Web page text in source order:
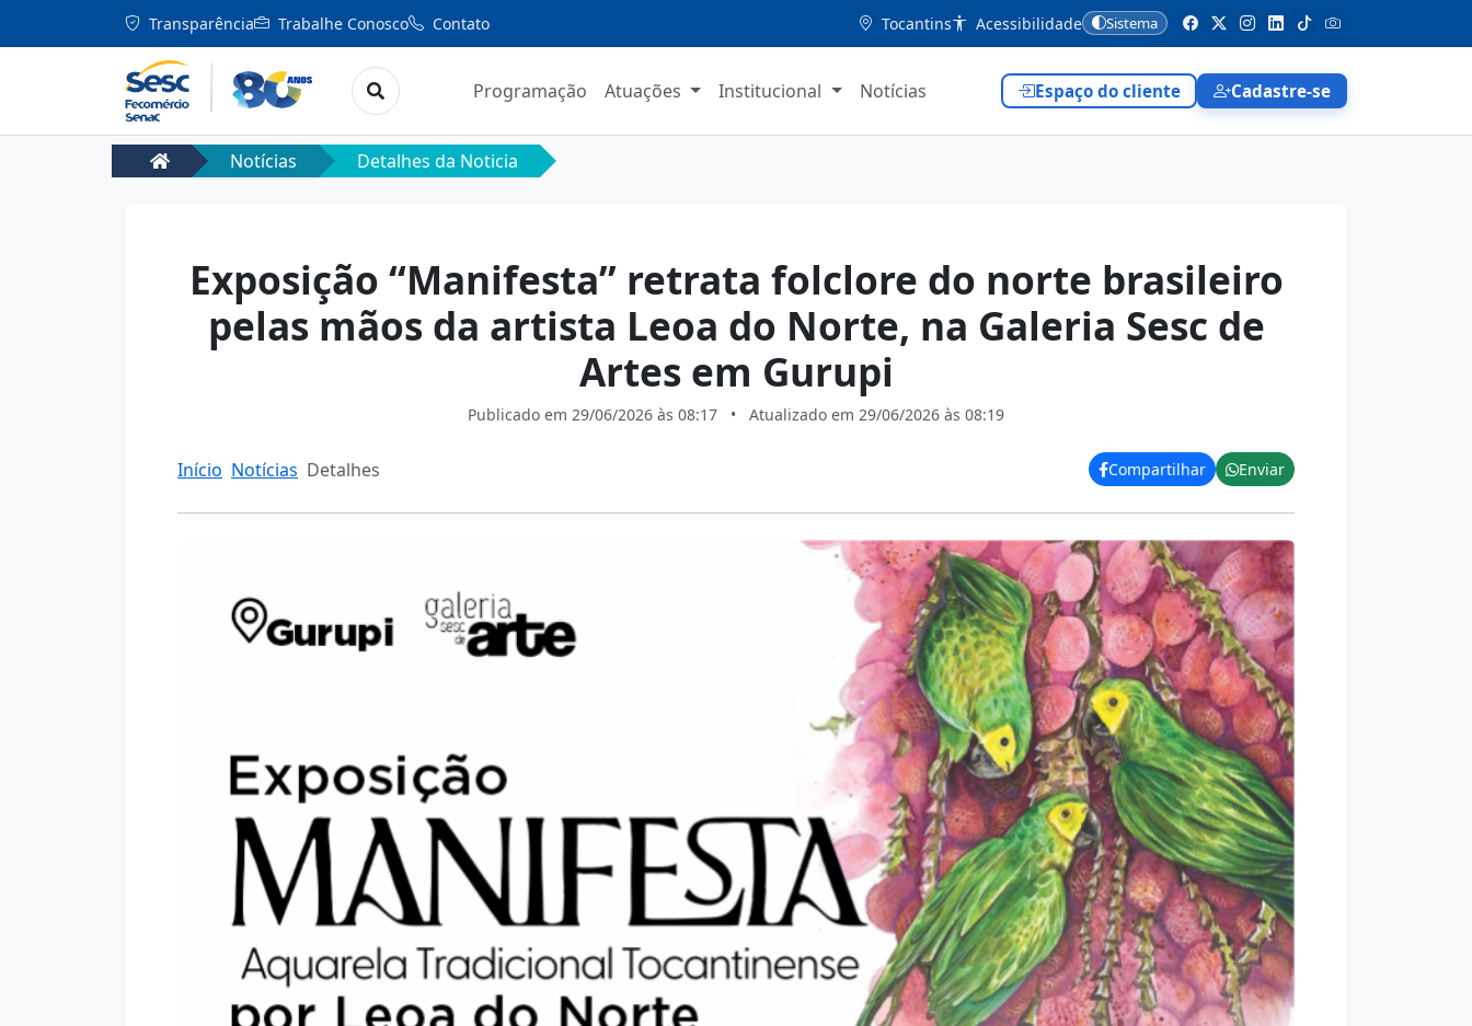
Transparência Trabalhe Conosco Contato Tocantins Acessibilidade Sistema
Programação Atuações Institucional Notícias Espaço do cliente Cadastre-se
Notícias Detalhes da Noticia
Exposição “Manifesta” retrata folclore do norte brasileiro
pelas mãos da artista Leoa do Norte, na Galeria Sesc de
Artes em Gurupi
Publicado em 29/06/2026 às 08:17 • Atualizado em 29/06/2026 às 08:19
Início Notícias Detalhes Compartilhar Enviar